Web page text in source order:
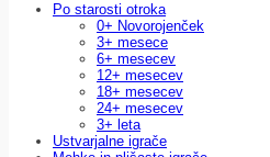
Po starosti otroka
0+ Novorojenček
3+ mesece
6+ mesecev
12+ mesecev
18+ mesecev
24+ mesecev
3+ leta
Ustvarjalne igrače